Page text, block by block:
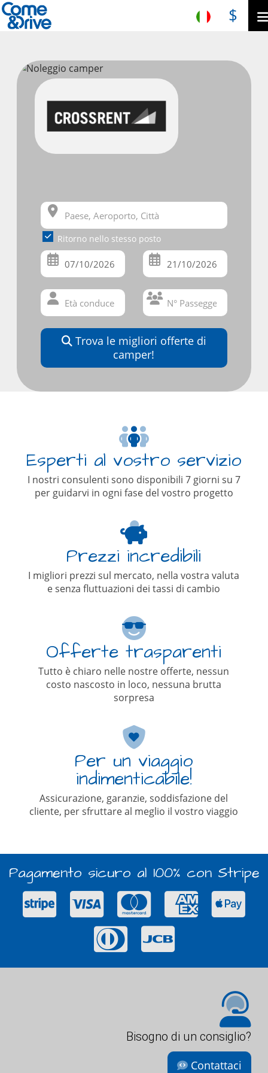
$
Ritorno nello stesso posto
Trova le migliori offerte di
camper!
Esperti al vostro servizio
I nostri consulenti sono disponibili 7 giorni su 7
per guidarvi in ogni fase del vostro progetto
Prezzi incredibili
I migliori prezzi sul mercato, nella vostra valuta
e senza fluttuazioni dei tassi di cambio
Offerte trasparenti
Tutto è chiaro nelle nostre offerte, nessun
costo nascosto in loco, nessuna brutta
sorpresa
Per un viaggio
indimenticabile!
Assicurazione, garanzie, soddisfazione del
cliente, per sfruttare al meglio il vostro viaggio
Pagamento sicuro al 100% con Stripe
Bisogno di un consiglio?
Contattaci